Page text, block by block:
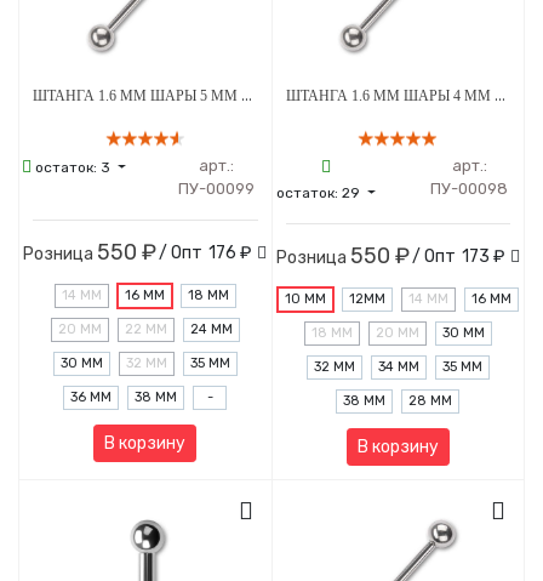
ШТАНГА 1.6 ММ ШАРЫ 5 ММ ВНУТРЕННЯЯ РЕЗЬБА ТИТАН
остаток: 3
арт.:
ПУ-00099
Розница 550 ₽/ Опт 176 ₽
14 ММ 16 ММ 18 ММ
20 ММ 22 ММ 24 ММ
30 ММ 32 ММ 35 ММ
36 ММ 38 ММ -
В корзину
ШТАНГА 1.6 ММ ШАРЫ 4 ММ ВНУТРЕННЯЯ РЕЗЬБА ТИТАН
остаток:29
арт.:
ПУ-00098
Розница 550 ₽/ Опт 173 ₽
10 ММ 12MM 14 ММ 16 ММ
18 ММ 20 ММ 30 ММ
32 ММ 34 ММ 35 ММ
38 ММ 28 ММ
В корзину